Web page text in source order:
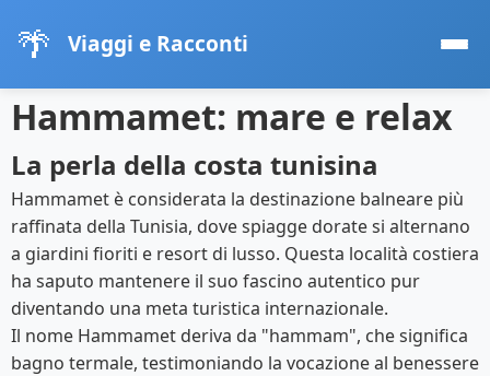
🌴 Viaggi e Racconti
Hammamet: mare e relax
La perla della costa tunisina
Hammamet è considerata la destinazione balneare più
raffinata della Tunisia, dove spiagge dorate si alternano
a giardini fioriti e resort di lusso. Questa località costiera
ha saputo mantenere il suo fascino autentico pur
diventando una meta turistica internazionale.
Il nome Hammamet deriva da "hammam", che significa
bagno termale, testimoniando la vocazione al benessere